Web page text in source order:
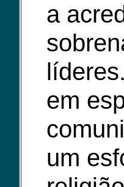
a
em
um